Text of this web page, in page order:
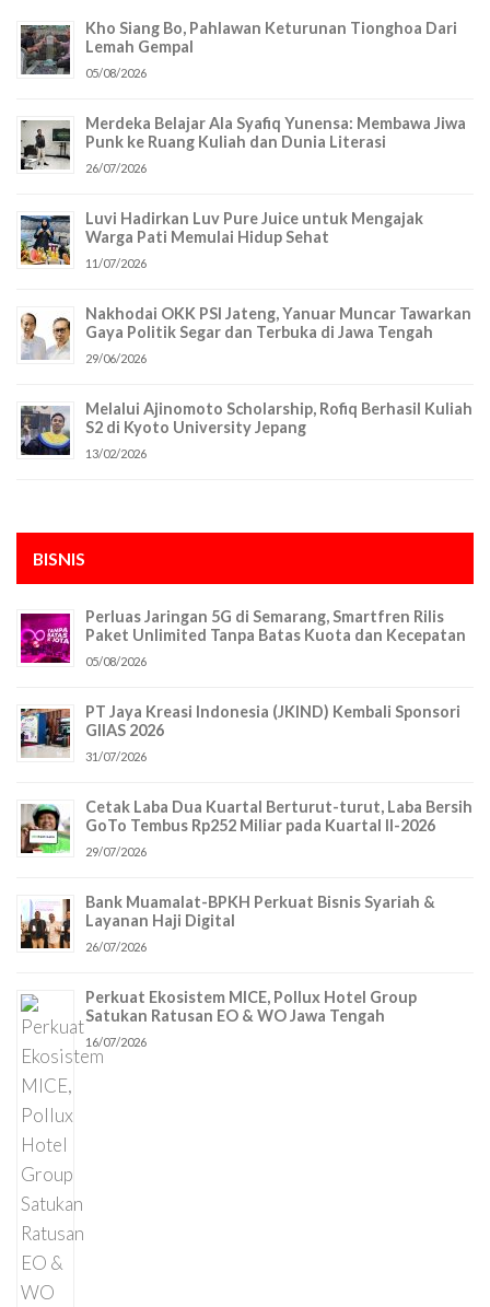
Kho Siang Bo, Pahlawan Keturunan Tionghoa Dari
Lemah Gempal
05/08/2026
Merdeka Belajar Ala Syafiq Yunensa: Membawa Jiwa
Punk ke Ruang Kuliah dan Dunia Literasi
26/07/2026
Luvi Hadirkan Luv Pure Juice untuk Mengajak
Warga Pati Memulai Hidup Sehat
11/07/2026
Nakhodai OKK PSI Jateng, Yanuar Muncar Tawarkan
Gaya Politik Segar dan Terbuka di Jawa Tengah
29/06/2026
Melalui Ajinomoto Scholarship, Rofiq Berhasil Kuliah
S2 di Kyoto University Jepang
13/02/2026
BISNIS
Perluas Jaringan 5G di Semarang, Smartfren Rilis
Paket Unlimited Tanpa Batas Kuota dan Kecepatan
05/08/2026
PT Jaya Kreasi Indonesia (JKIND) Kembali Sponsori
GIIAS 2026
31/07/2026
Cetak Laba Dua Kuartal Berturut-turut, Laba Bersih
GoTo Tembus Rp252 Miliar pada Kuartal II-2026
29/07/2026
Bank Muamalat-BPKH Perkuat Bisnis Syariah &
Layanan Haji Digital
26/07/2026
Perkuat Ekosistem MICE, Pollux Hotel Group
Satukan Ratusan EO & WO Jawa Tengah
16/07/2026